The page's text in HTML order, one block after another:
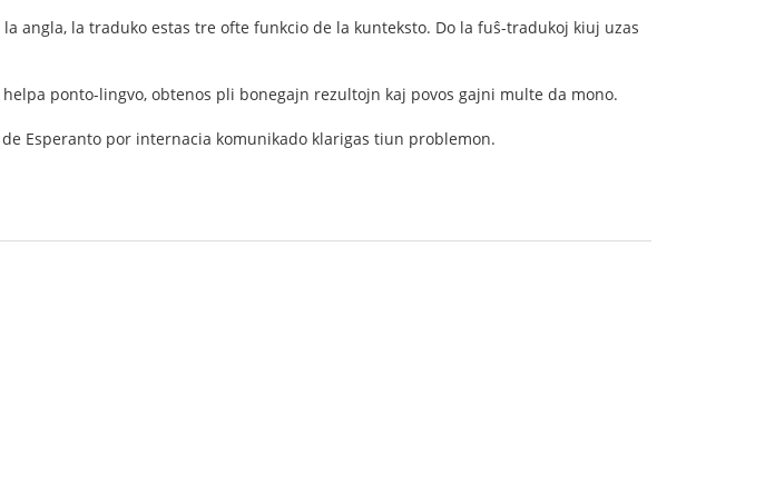
angla, la traduko estas tre ofte funkcio de la kunteksto. Do la fuŝ-tradukoj kiuj uzas
ponto-lingvo, obtenos pli bonegajn rezultojn kaj povos gajni multe da mono.
Esperanto por internacia komunikado klarigas tiun problemon.